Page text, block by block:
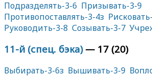
Подразделять-3-6 Призывать-3-9
Противопоставлять-3-4з
Руководить-3-8 Созывать-3-7
11-й (спец. бэка)— 17 (20)
Выбирать-3-6з Вышивать-3-9